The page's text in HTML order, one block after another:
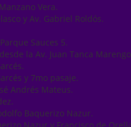
Vera.
y Av. Gabriel Roldós.
Sauces 5.
la Av. Juan Tanca
y 7mo pasaje.
Andrés Mateus.
Baquerizo Nazur.